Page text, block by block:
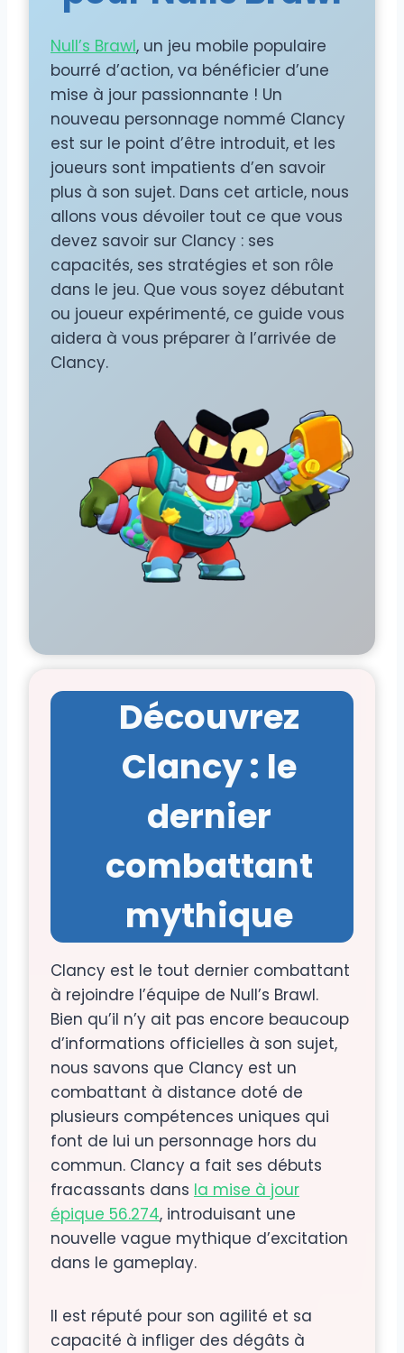
Null’s Brawl, un jeu mobile populaire
bourré d’action, va bénéficier d’une
mise à jour passionnante ! Un
nouveau personnage nommé Clancy
est sur le point d’être introduit, et les
joueurs sont impatients d’en savoir
plus à son sujet. Dans cet article, nous
allons vous dévoiler tout ce que vous
devez savoir sur Clancy : ses
capacités, ses stratégies et son rôle
dans le jeu. Que vous soyez débutant
ou joueur expérimenté, ce guide vous
aidera à vous préparer à l’arrivée de
Clancy.
Découvrez
Clancy : le
dernier
combattant
mythique
Clancy est le tout dernier combattant
à rejoindre l’équipe de Null’s Brawl.
Bien qu’il n’y ait pas encore beaucoup
d’informations officielles à son sujet,
nous savons que Clancy est un
combattant à distance doté de
plusieurs compétences uniques qui
font de lui un personnage hors du
commun. Clancy a fait ses débuts
fracassants dans la mise à jour
épique 56.274, introduisant une
nouvelle vague mythique d’excitation
dans le gameplay.
Il est réputé pour son agilité et sa
capacité à infliger des dégâts à